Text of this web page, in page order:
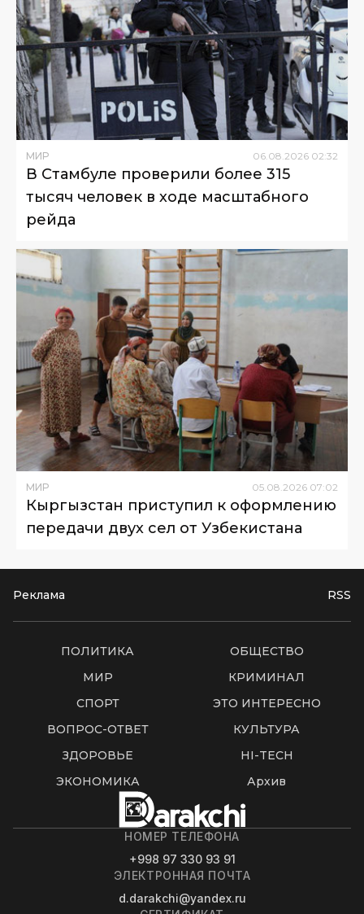
МИР 06.08.2026 02:32
В Стамбуле проверили более 315
тысяч человек в ходе масштабного
рейда
МИР 05 08 2026 07:02
Кыргызстан приступил к оформлению
передачи двух сел от Узбекистана
Реклама RSS
ПОЛИТИКА
ОБЩЕСТВО
МИР
КРИМИНАЛ
СПОРТ
ЭТО ИНТЕРЕСНО
ВОПРОС-ОТВЕТ
КУЛЬТУРА
ЗДОРОВЬЕ
HI-TECH
ЭКОНОМИКА
Архив
НОМЕР ТЕЛЕФОНА
+998 97 330 93 91
ЭЛЕКТРОННАЯ ПОЧТА
d.darakchi@yandex.ru